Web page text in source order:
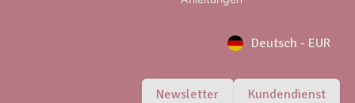
Deutsch - EUR
Newsletter Kundendienst